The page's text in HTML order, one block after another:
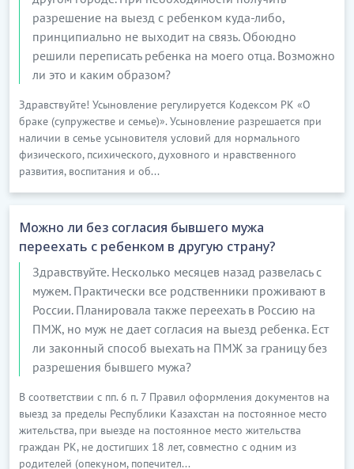
разрешение на выезд с ребенком куда-либо,
принципиально не выходит на связь. Обоюдно
решили переписать ребенка на моего отца. Возможно
ли это и каким образом?
Здравствуйте! Усыновление регулируется Кодексом РК «О
браке (супружестве и семье)». Усыновление разрешается при
наличии в семье усыновителя условий для нормального
физического, психического, духовного и нравственного
развития, воспитания и об...
Можно ли без согласия бывшего мужа
переехать с ребенком в другую страну?
Здравствуйте. Несколько месяцев назад развелась с
мужем. Практически все родственники проживают в
России. Планировала также переехать в Россию на
ПМЖ, но муж не дает согласия на выезд ребенка. Ест
ли законный способ выехать на ПМЖ за границу без
разрешения бывшего мужа?
В соответствии с пп. 6 п. 7 Правил оформления документов на
выезд за пределы Республики Казахстан на постоянное место
жительства, при выезде на постоянное место жительства
граждан РК, не достигших 18 лет, совместно с одним из
родителей (опекуном, попечител...